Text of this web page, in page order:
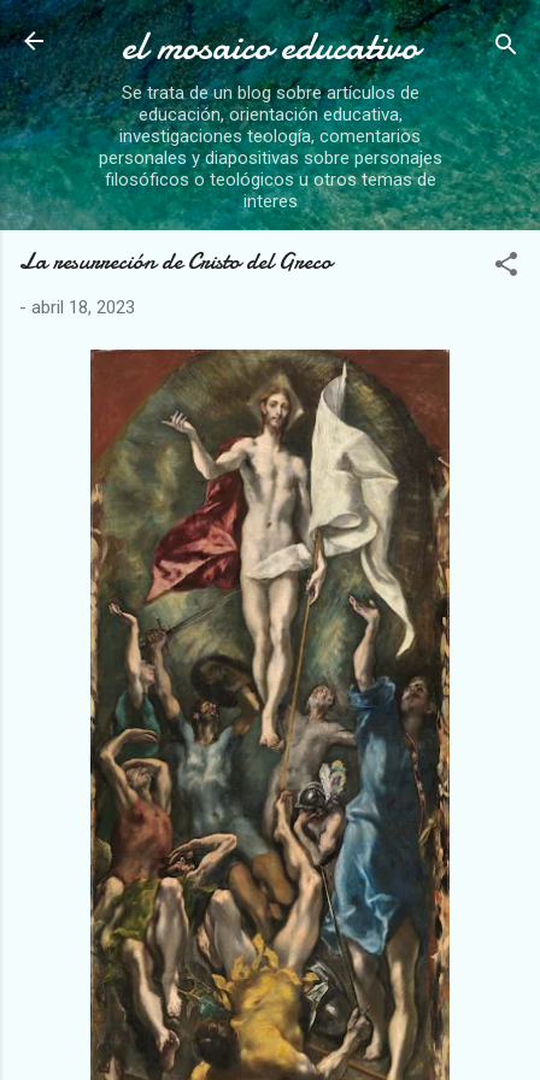
Ir al contenido principal
el mosaico educativo
Se trata de un blog sobre artículos de
educación, orientación educativa,
investigaciones teología, comentarios
personales y diapositivas sobre personajes
filosóficos o teológicos u otros temas de
interes
La resurreción de Cristo del Greco
- abril 18, 2023